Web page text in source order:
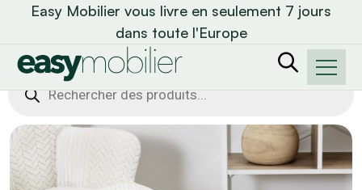
Easy Mobilier vous livre en seulement 7 jours
dans toute l'Europe
Recherche
de